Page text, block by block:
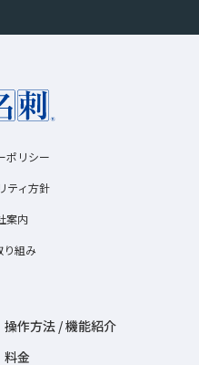
ポリシー
ティ方針
案内
り組み
操作方法 / 機能紹介
料金